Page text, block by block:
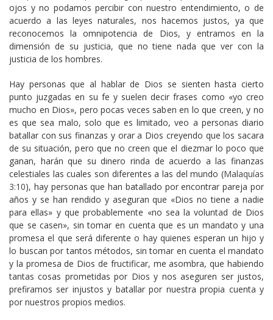
ojos y no podamos percibir con nuestro entendimiento, o de
acuerdo a las leyes naturales, nos hacemos justos, ya que
reconocemos la omnipotencia de Dios, y entramos en la
dimensión de su justicia, que no tiene nada que ver con la
justicia de los hombres.
Hay personas que al hablar de Dios se sienten hasta cierto
punto juzgadas en su fe y suelen decir frases como «yo creo
mucho en Dios», pero pocas veces saben en lo que creen, y no
es que sea malo, solo que es limitado, veo a personas diario
batallar con sus finanzas y orar a Dios creyendo que los sacara
de su situación, pero que no creen que el diezmar lo poco que
ganan, harán que su dinero rinda de acuerdo a las finanzas
celestiales las cuales son diferentes a las del mundo (Malaquías
3:10), hay personas que han batallado por encontrar pareja por
años y se han rendido y aseguran que «Dios no tiene a nadie
para ellas» y que probablemente «no sea la voluntad de Dios
que se casen», sin tomar en cuenta que es un mandato y una
promesa el que será diferente o hay quienes esperan un hijo y
lo buscan por tantos métodos, sin tomar en cuenta el mandato
y la promesa de Dios de fructificar, me asombra, que habiendo
tantas cosas prometidas por Dios y nos aseguren ser justos,
prefiramos ser injustos y batallar por nuestra propia cuenta y
por nuestros propios medios.